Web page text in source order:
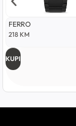
FERRO
218 KM
KUPI